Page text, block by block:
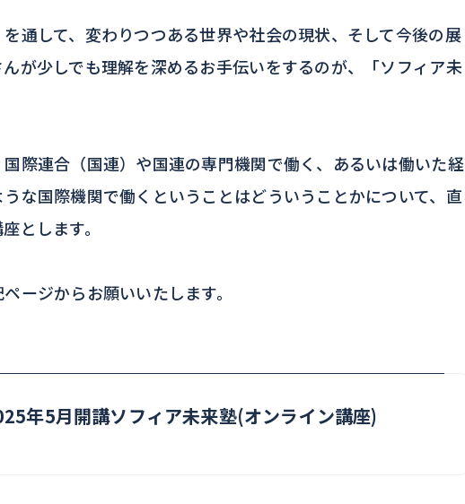
通して、変わりつつある世界や社会の現状、そして今後の展
が少しでも理解を深めるお手伝いをするのが、「ソフィア未
際連合（国連）や国連の専門機関で働く、あるいは働いた経
な国際機関で働くということはどういうことかについて、直
とします。
ージからお願いいたします。
年5月開講ソフィア未来塾(オンライン講座)